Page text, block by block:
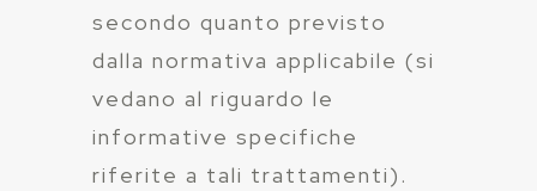
secondo quanto previsto
dalla normativa applicabile (si
vedano al riguardo le
informative specifiche
riferite a tali trattamenti).